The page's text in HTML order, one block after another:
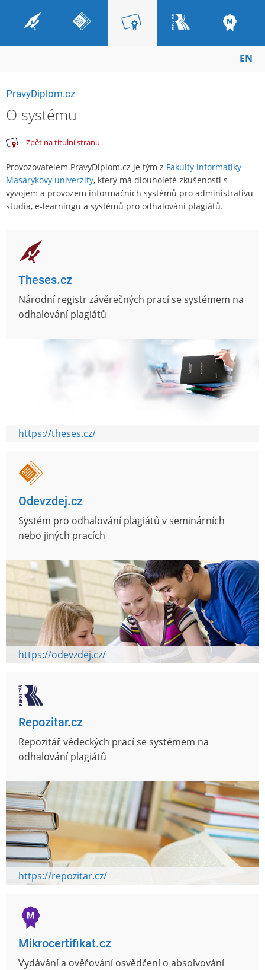
EN
PravyDiplom.cz
O systému
Zpět na titulní stranu
Provozovatelem PravyDiplom.cz je tým z Fakulty informatiky
Masarykovy univerzity, který má dlouholeté zkušenosti s
vývojem a provozem informačních systémů pro administrativu
studia, e-learningu a systémů pro odhalování plagiátů.
Theses.cz
Národní registr závěrečných prací se systémem na
odhalování plagiátů
https://theses.cz/
Odevzdej.cz
Systém pro odhalování plagiátů v seminárních
nebo jiných pracích
https://odevzdej.cz/
Repozitar.cz
Repozitář vědeckých prací se systémem na
odhalování plagiátů
https://repozitar.cz/
Mikrocertifikat.cz
Vydávání a ověřování osvědčení o absolvování